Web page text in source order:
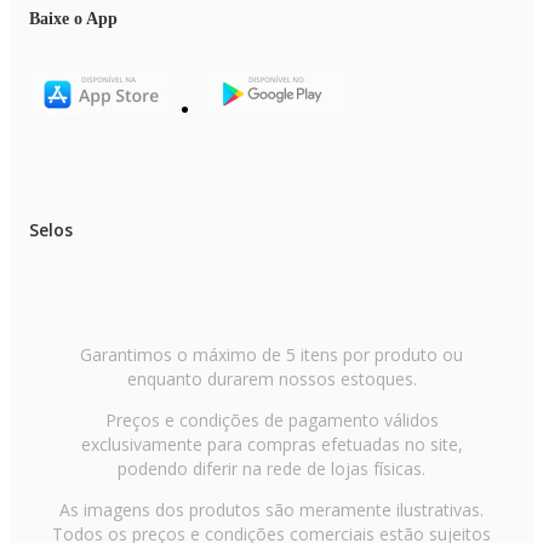
Baixe o App
Selos
Garantimos o máximo de 5 itens por produto ou
enquanto durarem nossos estoques.
Preços e condições de pagamento válidos
exclusivamente para compras efetuadas no site,
podendo diferir na rede de lojas físicas.
As imagens dos produtos são meramente ilustrativas.
Todos os preços e condições comerciais estão sujeitos